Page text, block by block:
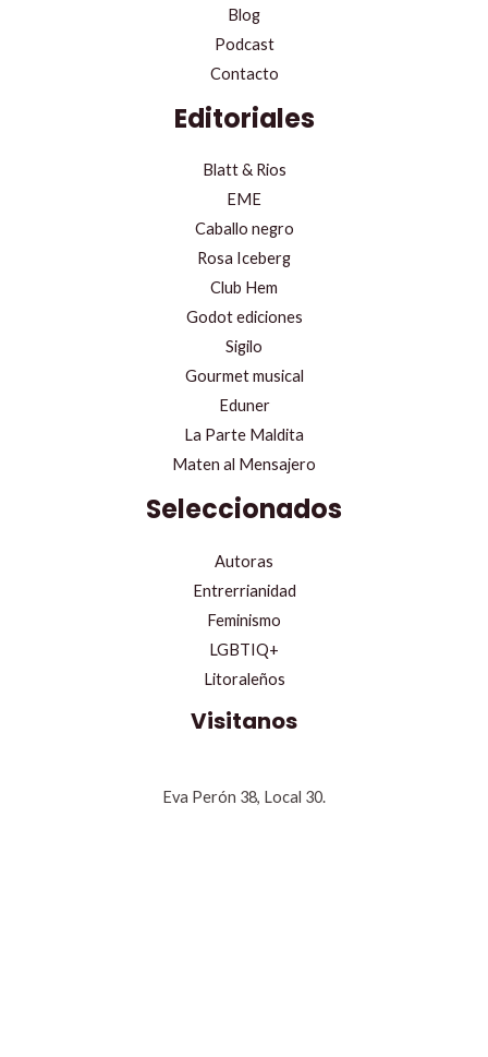
Blog
Podcast
Contacto
Editoriales
Blatt & Rios
EME
Caballo negro
Rosa Iceberg
Club Hem
Godot ediciones
Sigilo
Gourmet musical
Eduner
La Parte Maldita
Maten al Mensajero
Seleccionados
Autoras
Entrerrianidad
Feminismo
LGBTIQ+
Litoraleños
Visitanos
Eva Perón 38, Local 30.